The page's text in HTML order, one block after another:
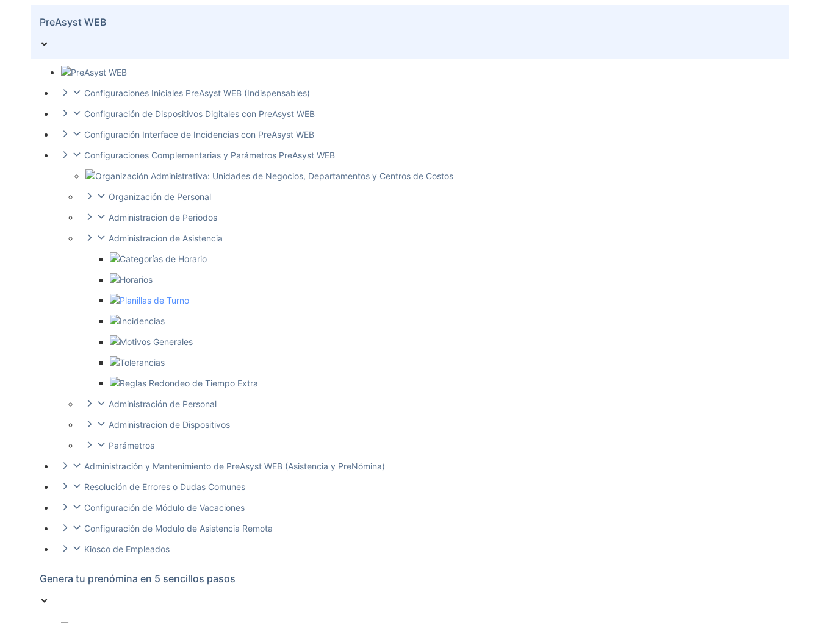
PreAsyst WEB
PreAsyst WEB
Configuraciones Iniciales PreAsyst WEB (Indispensables)
Configuración de Dispositivos Digitales con PreAsyst WEB
Configuración Interface de Incidencias con PreAsyst WEB
Configuraciones Complementarias y Parámetros PreAsyst WEB
Organización Administrativa: Unidades de Negocios, Departamentos y Centros de Costos
Organización de Personal
Administracion de Periodos
Administracion de Asistencia
Categorías de Horario
Horarios
Planillas de Turno
Incidencias
Motivos Generales
Tolerancias
Reglas Redondeo de Tiempo Extra
Administración de Personal
Administracion de Dispositivos
Parámetros
Administración y Mantenimiento de PreAsyst WEB (Asistencia y PreNómina)
Resolución de Errores o Dudas Comunes
Configuración de Módulo de Vacaciones
Configuración de Modulo de Asistencia Remota
Kiosco de Empleados
Genera tu prenómina en 5 sencillos pasos